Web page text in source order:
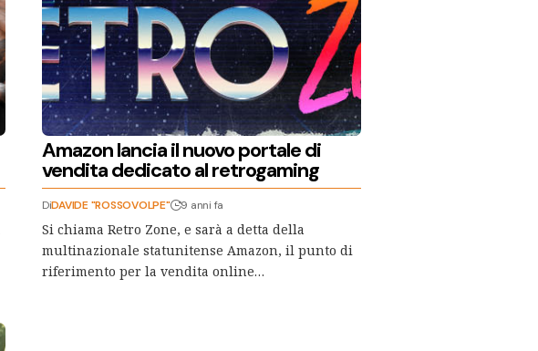
Amazon lancia il nuovo portale di
vendita dedicato al retrogaming
DiDAVIDE "ROSSOVOLPE" 9 anni fa
Si chiama Retro Zone, e sarà a detta della
multinazionale statunitense Amazon, il punto di
riferimento per la vendita online…